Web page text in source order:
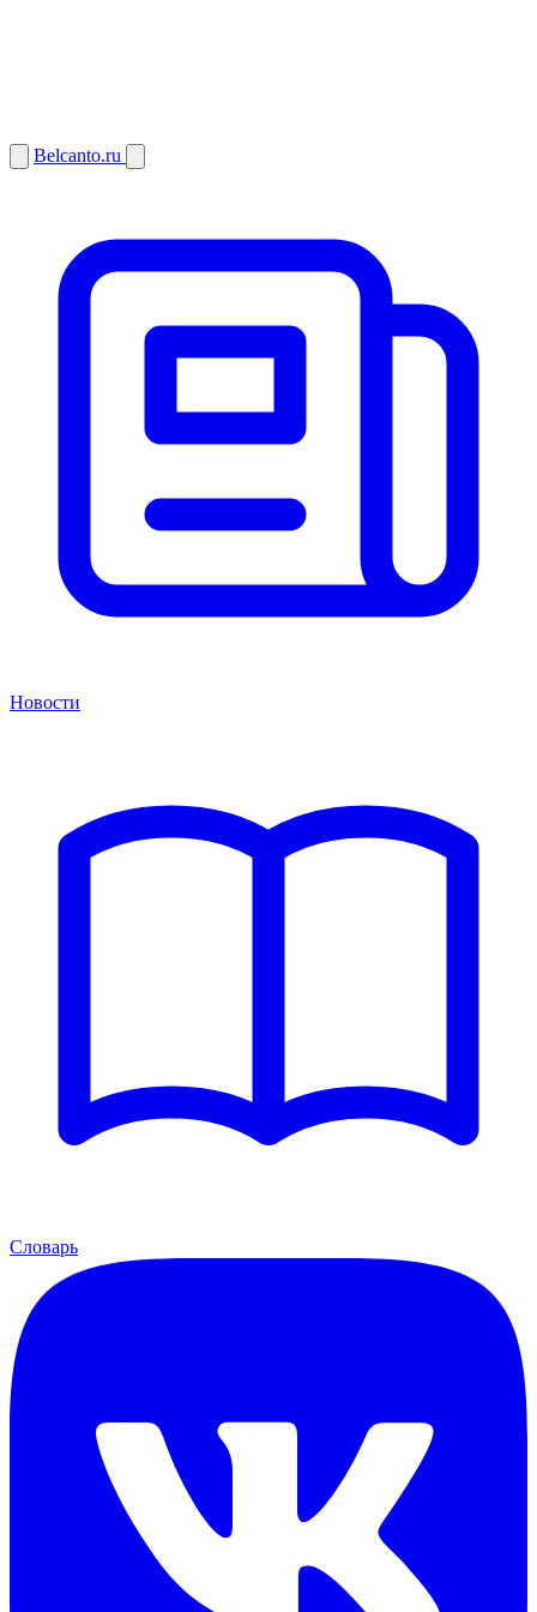
Belcanto.ru
Новости
Словарь